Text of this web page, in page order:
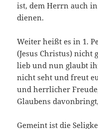
ist, dem Herrn auch
dienen.
Weiter heißt es in 1.
(Jesus Christus) nicht
lieb und nun glaubt
nicht seht und freut
und herrlicher
Glaubens
Gemeint ist die